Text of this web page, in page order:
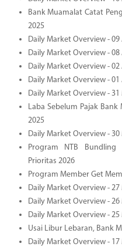
Bank Muamalat Catat
2025
Daily Market Overview - 09
Daily Market Overview - 08
Daily Market Overview - 02
Daily Market Overview - 01
Daily Market Overview - 31
Laba Sebelum Pajak
2025
Daily Market Overview - 30
Program NTB
Prioritas 2026
Program Member Get
Daily Market Overview - 27
Daily Market Overview - 26
Daily Market Overview - 25
Usai Libur Lebaran, Bank
Daily Market Overview - 17